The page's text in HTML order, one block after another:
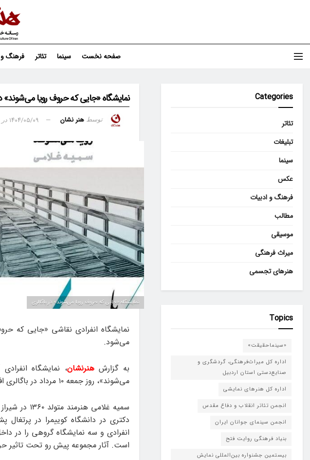
صفحه نخست سینما تئاتر فرهنگ و
نمایشگاه «جایی که حروف رویا می‌شوند»
توسط هنر نشان ۱۴۰۴/۰۵/۰۹ در
نمایشگاه «جایی که حروف رویا می‌شوند» در باگالری
می‌شود.
به گزارشهنرنشان، نمایشگاه
می‌شوند»، روز جمعه ۱۰ مرداد در باگالری افتتاح می‌شود.
سمیه
دکتری در دانشگاه کوییمرا در
انفرادی و سه نمایشگاه گروهی را در
است. آثار مجموعه‌ پیش رو تحت تاثیر
Categories
تئاتر
تبلیغات
سینما
عکس
فرهنگ و ادبیات
مطالب
موسیقی
میراث فرهنگی
هنرهای تجسمی
Topics
«سینماحقیقت»
اداره کل میراث‌فرهنگی، گردشگری و
صنایع‌دستی استان اردبیل
اداره کل هنرهای نمایشی
انجمن تئاتر انقلاب و دفاع مقدس
انجمن سینمای جوانان ایران
بنیاد فرهنگی روایت فتح
بیستمین جشنواره بین‌المللی نمایش